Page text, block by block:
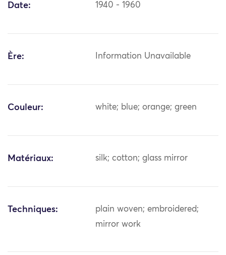
Date: 1940 - 1960
Ère: Information Unavailable
Couleur: white; blue; orange; green
Matériaux: silk; cotton; glass mirror
Techniques:
plain woven; embroidered;
mirror work